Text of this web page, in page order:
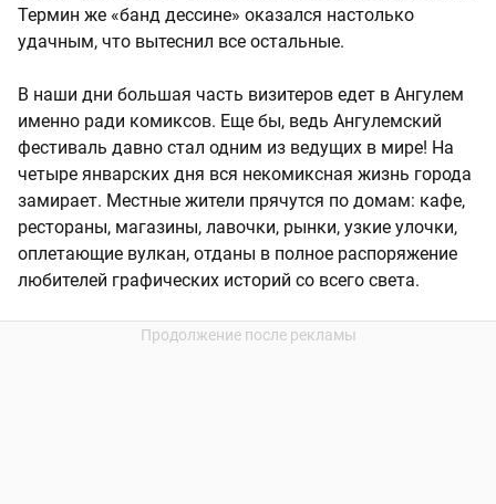
Термин же «банд дессине» оказался настолько
удачным, что вытеснил все остальные.
В наши дни большая часть визитеров едет в Ангулем
именно ради комиксов. Еще бы, ведь Ангулемский
фестиваль давно стал одним из ведущих в мире! На
четыре январских дня вся некомиксная жизнь города
замирает. Местные жители прячутся по домам: кафе,
рестораны, магазины, лавочки, рынки, узкие улочки,
оплетающие вулкан, отданы в полное распоряжение
любителей графических историй со всего света.